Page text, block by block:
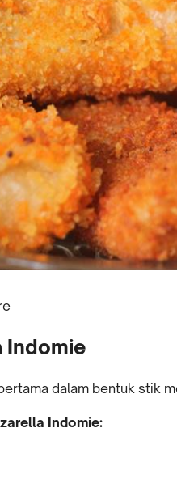
Indomie
dalam bentuk stik
Indomie: